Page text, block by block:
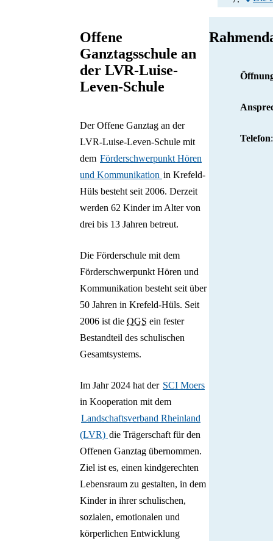
Offene
Ganztagsschule an
der LVR-Luise-
Leven-Schule
Der Offene Ganztag an der
LVR-Luise-Leven-Schule mit
dem Förderschwerpunkt Hören
und Kommunikation in Krefeld-
Hüls besteht seit 2006. Derzeit
werden 62 Kinder im Alter von
drei bis 13 Jahren betreut.
Die Förderschule mit dem
Förderschwerpunkt Hören und
Kommunikation besteht seit über
50 Jahren in Krefeld-Hüls. Seit
2006 ist die OGS ein fester
Bestandteil des schulischen
Gesamtsystems.
Im Jahr 2024 hat der SCI Moers
in Kooperation mit dem
Landschaftsverband Rheinland
(LVR) die Trägerschaft für den
Offenen Ganztag übernommen.
Ziel ist es, einen kindgerechten
Lebensraum zu gestalten, in dem
Kinder in ihrer schulischen,
sozialen, emotionalen und
körperlichen Entwicklung
Telefon